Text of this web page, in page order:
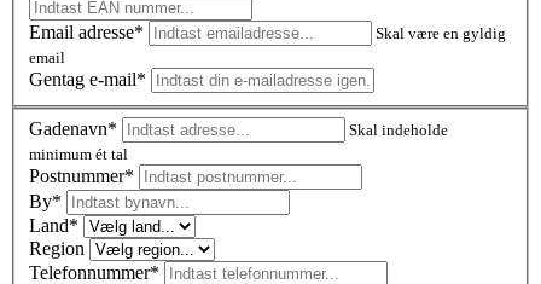
Email adresse*
Skal være en gyldig
email
Gentag e-mail*
Gadenavn*
Skal indeholde
minimum ét tal
Postnummer*
By*
Land*
Region
Telefonnummer*